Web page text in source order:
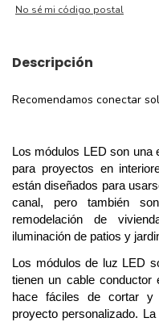
No sé mi código postal
Descripción
Recomendamos conectar
Los módulos LED son una
para proyectos en
están diseñados para
canal, pero también
remodelación de
iluminación de patios y
Los módulos de luz LED
tienen un cable
hace fáciles de cortar y
proyecto personalizado.